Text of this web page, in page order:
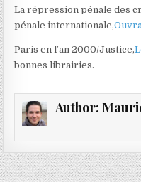
La répression pénale des
pénale internationale,
Paris en l’an 2000/Justice,
bonnes librairies.
Author: